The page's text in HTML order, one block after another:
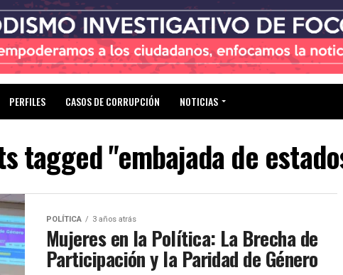
PERFILES CASOS DE CORRUPCIÓN NOTICIAS
tagged "embajada de
POLÍTICA 3 años atrás
Mujeres en la Política: La Brecha de
Participación y la Paridad de Género